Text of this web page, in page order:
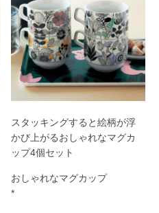
スタッキングすると絵柄が浮
かび上がるおしゃれなマグカ
ップ4個セット
おしゃれなマグカップ
*